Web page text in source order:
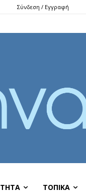
Σύνδεση / Εγγραφή
ΤΟΠΙΚΑ